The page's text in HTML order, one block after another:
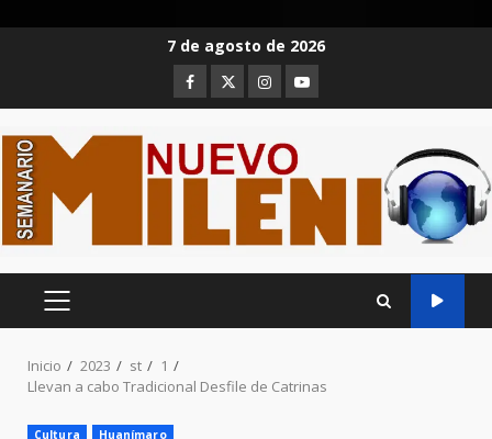
7 de agosto de 2026
Facebook
TwitterInstagram
Youtube
MENÚ
Inicio 2023 st
1
Llevan a cabo Tradicional Desfile de Catrinas
Cultura Huanímaro